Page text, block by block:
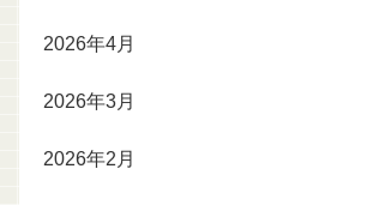
2026年4月
2026年3月
2026年2月